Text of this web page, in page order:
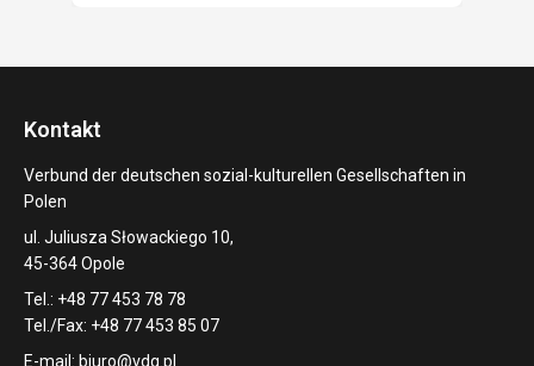
Kontakt
Verbund der deutschen sozial-kulturellen Gesellschaften in
Polen
ul. Juliusza Słowackiego 10,
45-364 Opole
Tel.: +48 77 453 78 78
Tel./Fax: +48 77 453 85 07
E-mail: biuro@vdg.pl